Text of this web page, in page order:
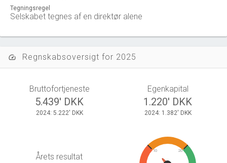
Tegningsregel
Selskabet tegnes af en direktør alene
speed Regnskabsoversigt for 2025
Bruttofortjeneste
5.439' DKK
2024: 5.222' DKK
Egenkapital
1.220' DKK
2024: 1.382' DKK
Årets resultat
10 20